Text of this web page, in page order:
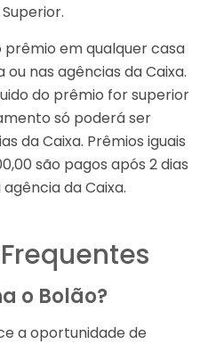
em qualquer casa
nas agências da Caixa.
do prêmio for superior
só poderá ser
da Caixa. Prêmios iguais
são pagos após 2 dias
da Caixa.
o Bolão?
a oportunidade de